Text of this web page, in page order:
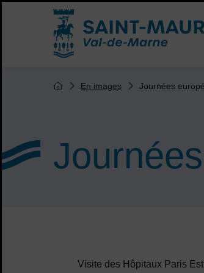
Accueil ville de Saint-Maurice
Vous êtes ici :
Page d'accueil du site
En images Journées
Visite des Hôpitaux Paris